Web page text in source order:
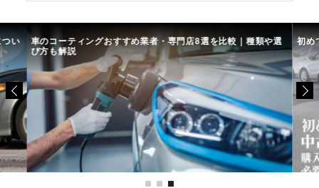
い 車のコーティングおすすめ業者・専門店8選を比較｜種類や選
び方も解説
初め